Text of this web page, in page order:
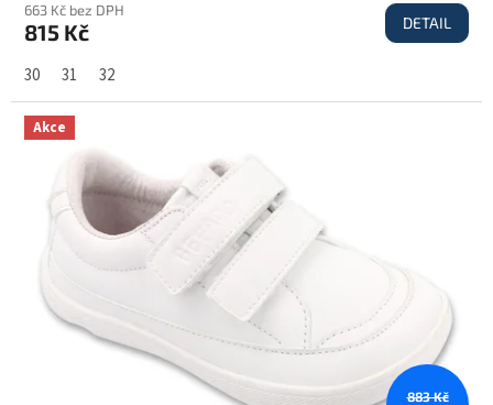
663 Kč bez DPH
815 Kč DETAIL
30 31 32
Akce
883 Kč